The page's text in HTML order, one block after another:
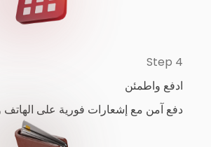
Step 4
ادفع واطمئن
دفع آمن مع إشعارات فورية على الهاتف